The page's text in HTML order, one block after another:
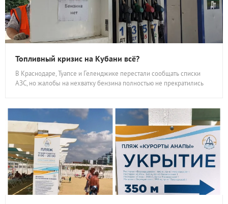
Топливный кризис на Кубани всё?
В Краснодаре, Туапсе и Геленджике перестали сообщать списки
АЗС, но жалобы на нехватку бензина полностью не прекратились